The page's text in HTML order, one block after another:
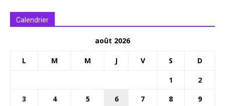
Calendrier
août 2026
L M M J V S D
1
2
3
4 5 6 7 8
9